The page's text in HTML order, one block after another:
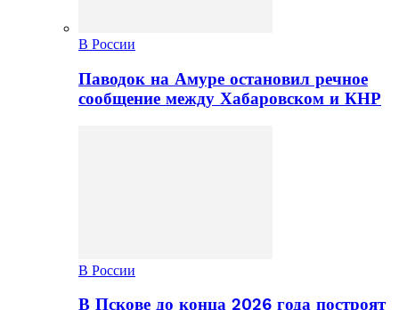
В России
Паводок на Амуре остановил речное
сообщение между Хабаровском и КНР
В России
В Пскове до конца 2026 года построят